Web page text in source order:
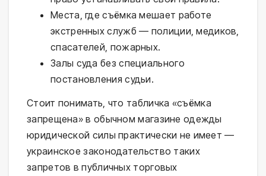
Места, где съёмка мешает работе
экстренных служб — полиции, медиков,
спасателей, пожарных.
Залы суда без специального
постановления судьи.
Стоит понимать, что табличка «съёмка
запрещена» в обычном магазине одежды
юридической силы практически не имеет —
украинское законодательство таких
запретов в публичных торговых